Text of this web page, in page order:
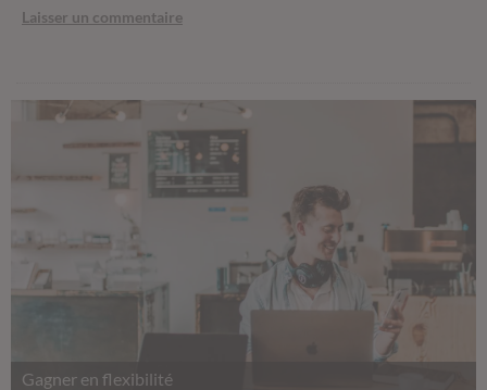
Laisser un commentaire
Gagner en flexibilité